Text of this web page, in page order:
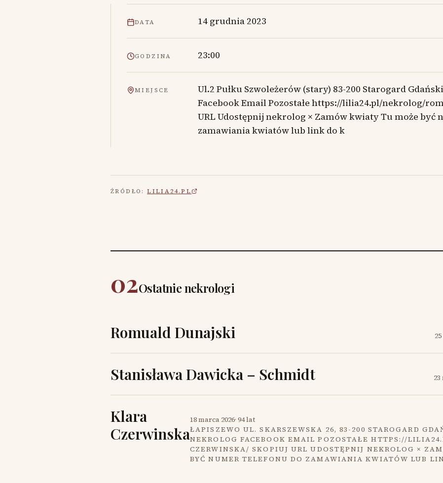
DATA 14 grudnia 2023
GODZINA 23:00
MIEJSCE
Ul.2 Pułku Szwoleżerów (stary) 83-200 Starogard
Facebook Email Pozostałe https://lilia24.pl/nekrolog/
URL Udostępnij nekrolog × Zamów kwiaty Tu może być
zamawiania kwiatów lub link do k
ŹRÓDŁO: LILIA24.PL
02Ostatnie nekrologi
Romuald Dunajski
Stanisława Dawicka – Schmidt
Klara
Czerwinska
18 marca 2026· 94 lat
ŁAPISZEWO UL. SKARSZEWSKA 26, 83-200 STAROGARD
NEKROLOG FACEBOOK EMAIL POZOSTAŁE HTTPS://
CZERWINSKA/ SKOPIUJ URL UDOSTĘPNIJ NEKROLOG ×
BYĆ NUMER TELEFONU DO ZAMAWIANIA KWIATÓW LUB